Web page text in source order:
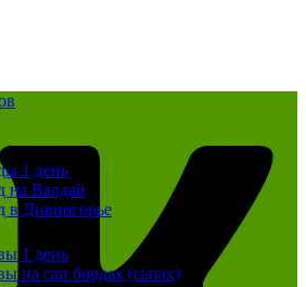
1 день
на Валдай
в Дивногорье
1 день
на сап бордах (сапах)